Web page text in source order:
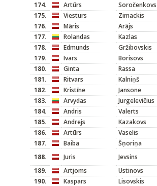
174.
Artūrs Soročenkovs
175.
Viesturs
Zimackis
176.
Māris Arājs
177.
Rolandas Kazlas
178.
Edmunds Gržibovskis
179.
Ivars Borisovs
180.
Ginta Rassa
181.
Ritvars Kalniņš
182.
Kristīne Jansone
183.
Arvydas Jurgelevičius
184.
Andris Valerts
185.
Andrejs Kazakovs
186.
Artūrs Vaselis
187.
Baiba
Šņoriņa
188.
Juris
Jevsins
189.
Artjoms Ustinovs
190.
Kaspars
Lisovskis